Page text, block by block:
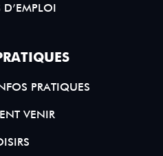
D’EMPLOI
PRATIQUES
VENIR